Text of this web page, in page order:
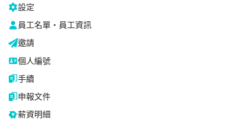
設定
員工名單・員工資訊
邀請
個人編號
手續
申報文件
薪資明細